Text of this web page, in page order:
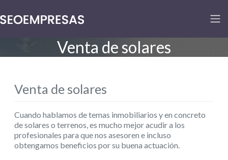
Venta de solares
Venta de solares
Cuando hablamos de temas inmobiliarios y en concreto
de solares o terrenos, es mucho mejor acudir a los
profesionales para que nos asesoren e incluso
obtengamos beneficios por su buena actuación.